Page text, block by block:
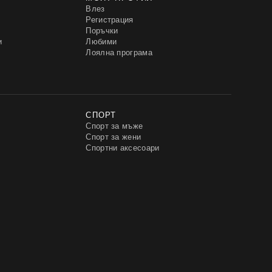
Влез
Регистрация
Поръчки
Любими
Лоялна програма
СПОРТ
Спорт за мъже
Спорт за жени
Спортни аксесоари